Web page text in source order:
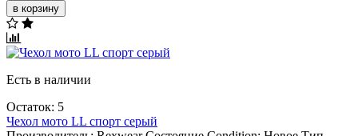
в корзину
Есть в наличии
Остаток: 5
Чехол мото LL спорт серый